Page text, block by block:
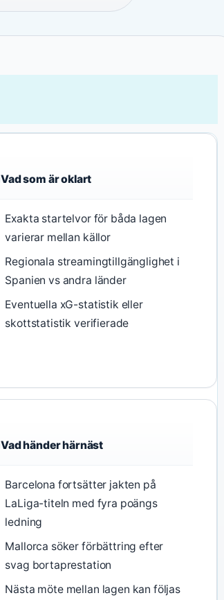
Vad som är oklart
Exakta startelvor för båda lagen
varierar mellan källor
Regionala streamingtillgänglighet i
Spanien vs andra länder
Eventuella xG-statistik eller
skottstatistik verifierade
Vad händer härnäst
Barcelona fortsätter jakten på
LaLiga-titeln med fyra poängs
ledning
Mallorca söker förbättring efter
svag bortaprestation
Nästa möte mellan lagen kan följas